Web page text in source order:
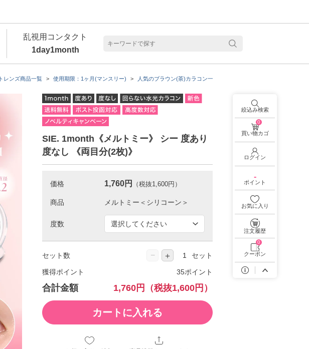
レンズ商品一覧 使用期限：1ヶ月(マンスリー) 人気のブラウン(茶)カラコン一覧
SIE. 1month《メルトミー》 シー 度あり
度なし 《両目分(2枚)》
価格 1,760円 （税抜1,600円）
商品
度数
セット数 − ＋ セット
獲得ポイント 35ポイント
合計金額 1,760円 （税抜1,600円）
カートに入れる
乱視用コンタクト
1day1month
絞込み検索
0
買い物カゴ
ログイン
-
ポイント
お気に入り
注文履歴
0
クーポン
ンズ 1day 商品一覧を見る
乱視用カラコン 1day商品一覧を見る
遠近両用カラコン 1day商品一覧を見る
カラコン・サークルレンズ 2week商品一覧を見る
カラコン・サークルレンズ 1month商品一覧を見る
ンズ 1day 商品一覧を見る 乱視用カラコン 1day商品一覧を見る
クリアコンタクトレンズ 2week 商品一覧を見る
乱視用カラコン 1day商品一覧を見る
乱視用カラコン 1month商品一覧を見る